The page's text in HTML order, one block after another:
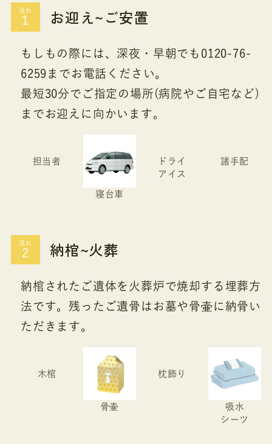
流れ お迎え~ご安置
もしもの際には、深夜・早朝でも0120-76-
6259までお電話ください。
最短30分でご指定の場所(病院やご自宅など)
までお迎えに向かいます。
担当者
寝台車
ドライ
アイス
諸手配
流れ 納棺~火葬
納棺されたご遺体を火葬炉で焼却する埋葬方
法です。残ったご遺骨はお墓や骨壷に納骨い
ただきます。
木棺
骨壷
枕飾り
吸水
シーツ